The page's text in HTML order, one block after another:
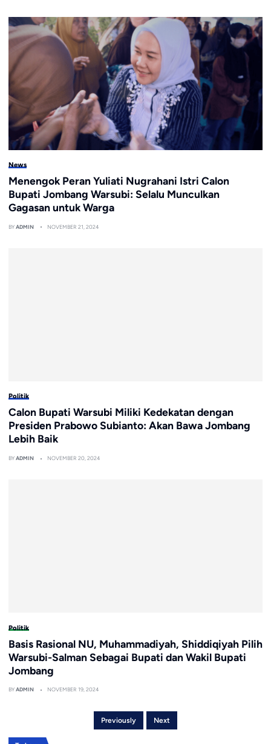
News
Menengok Peran Yuliati Nugrahani Istri Calon
Bupati Jombang Warsubi: Selalu Munculkan
Gagasan untuk Warga
BYADMIN NOVEMBER 21, 2024
Politik
Calon Bupati Warsubi Miliki Kedekatan dengan
Presiden Prabowo Subianto: Akan Bawa Jombang
Lebih Baik
BYADMIN NOVEMBER 20, 2024
Politik
Basis Rasional NU, Muhammadiyah, Shiddiqiyah Pilih
Warsubi-Salman Sebagai Bupati dan Wakil Bupati
Jombang
BYADMIN NOVEMBER 19, 2024
Previously Next